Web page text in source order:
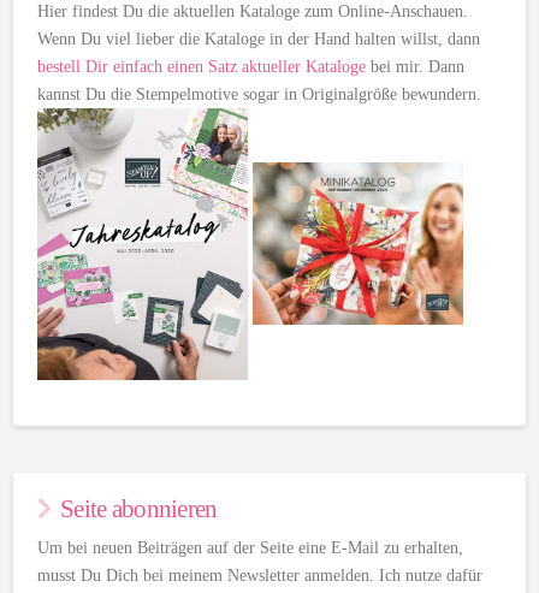
Hier findest Du die aktuellen Kataloge zum Online-Anschauen.
Wenn Du viel lieber die Kataloge in der Hand halten willst, dann
bestell Dir einfach einen Satz aktueller Kataloge bei mir. Dann
kannst Du die Stempelmotive sogar in Originalgröße bewundern.
Seite abonnieren
Um bei neuen Beiträgen auf der Seite eine E-Mail zu erhalten,
musst Du Dich bei meinem Newsletter anmelden. Ich nutze dafür